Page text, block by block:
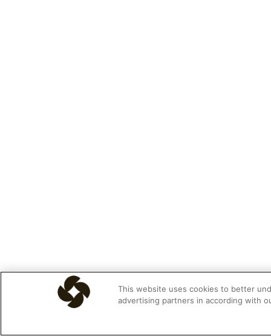
This website uses cookies to better
advertising partners in according with